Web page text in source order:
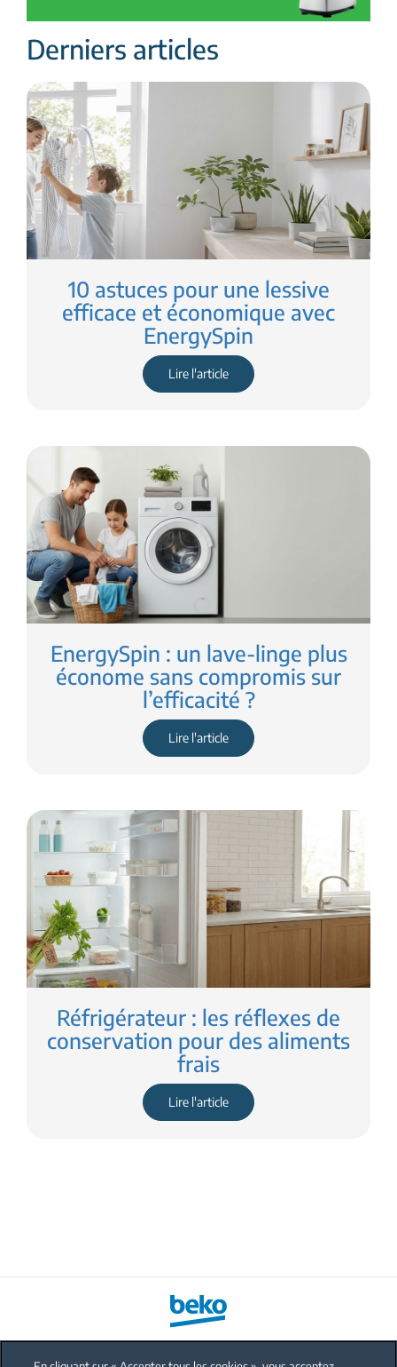
Derniers articles
10 astuces pour une lessive
efficace et économique avec
EnergySpin
Lire l'article
EnergySpin : un lave-linge plus
économe sans compromis sur
l’efficacité ?
Lire l'article
Réfrigérateur : les réflexes de
conservation pour des aliments
frais
Lire l'article